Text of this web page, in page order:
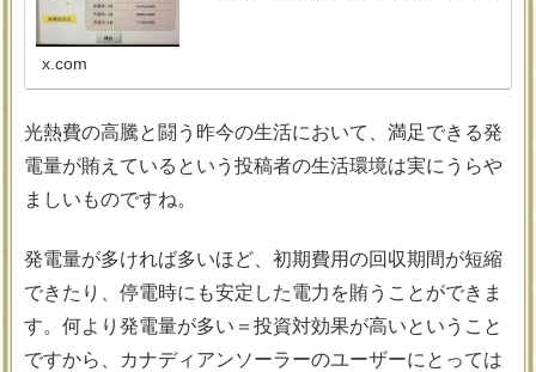
x.com
光熱費の高騰と闘う昨今の生活において、満足できる発
電量が賄えているという投稿者の生活環境は実にうらや
ましいものですね。
発電量が多ければ多いほど、初期費用の回収期間が短縮
できたり、停電時にも安定した電力を賄うことができま
す。何より発電量が多い＝投資対効果が高いということ
ですから、カナディアンソーラーのユーザーにとっては